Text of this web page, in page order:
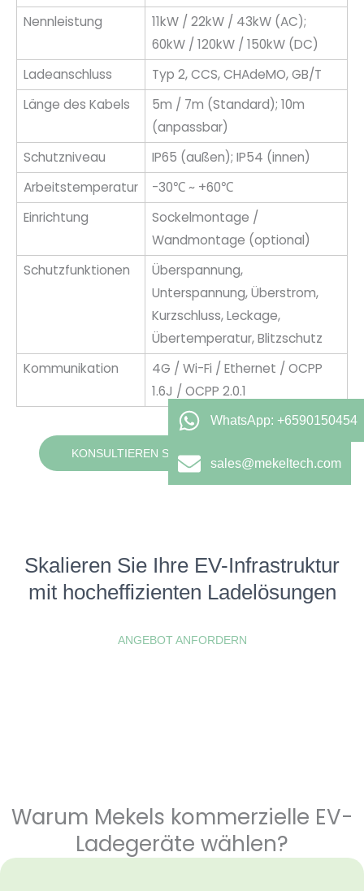
Nennleistung
11kW / 22kW / 43kW (AC);
60kW / 120kW / 150kW (DC)
Ladeanschluss
Typ 2, CCS, CHAdeMO, GB/T
Länge des Kabels
5m / 7m (Standard); 10m
(anpassbar)
Schutzniveau
IP65 (außen); IP54 (innen)
Arbeitstemperatur
-30℃ ~ +60℃
Einrichtung
Sockelmontage /
Wandmontage (optional)
Schutzfunktionen
Überspannung,
Unterspannung, Überstrom,
Kurzschluss, Leckage,
Übertemperatur, Blitzschutz
Kommunikation
4G / Wi-Fi / Ethernet / OCPP
1.6J / OCPP 2.0.1
KONSULTIEREN SIE UNSERE EXPERTEN
Skalieren Sie Ihre EV-Infrastruktur
mit hocheffizienten Ladelösungen
ANGEBOT ANFORDERN
Warum Mekels kommerzielle EV-
Ladegeräte wählen?
WhatsApp: +6590150454
sales@mekeltech.com